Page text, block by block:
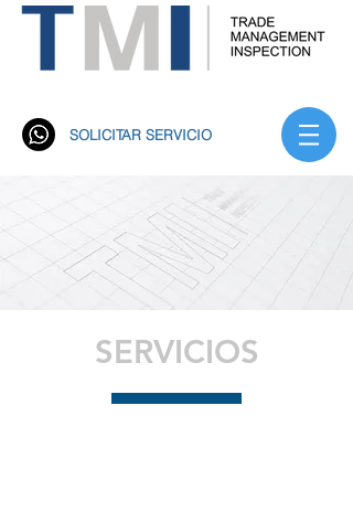
SOLICITAR SERVICIO
SERVICIOS